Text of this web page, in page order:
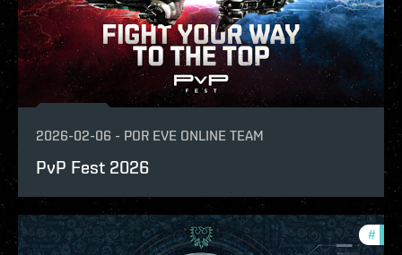
2026-02-06 - POR EVE ONLINE TEAM
PvP Fest 2026
#